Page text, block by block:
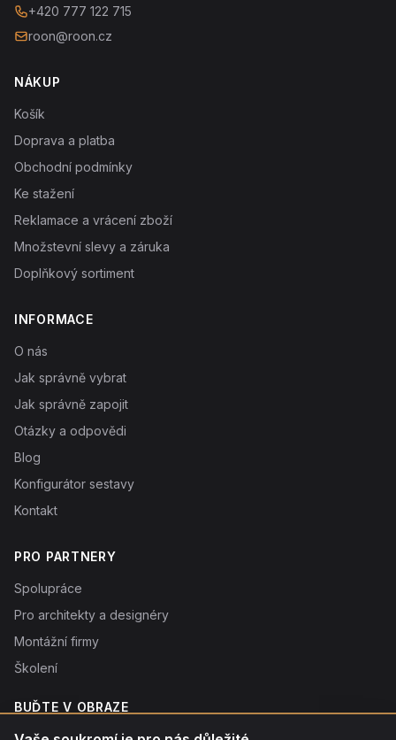
+420 777 122 715
roon@roon.cz
NÁKUP
Košík
Doprava a platba
Obchodní podmínky
Ke stažení
Reklamace a vrácení zboží
Množstevní slevy a záruka
Doplňkový sortiment
INFORMACE
O nás
Jak správně vybrat
Jak správně zapojit
Otázky a odpovědi
Blog
Konfigurátor sestavy
Kontakt
PRO PARTNERY
Spolupráce
Pro architekty a designéry
Montážní firmy
Školení
BUĎTE V OBRAZE
Novinky o produktech, tipy a slevy. Typicky 1× týdně.